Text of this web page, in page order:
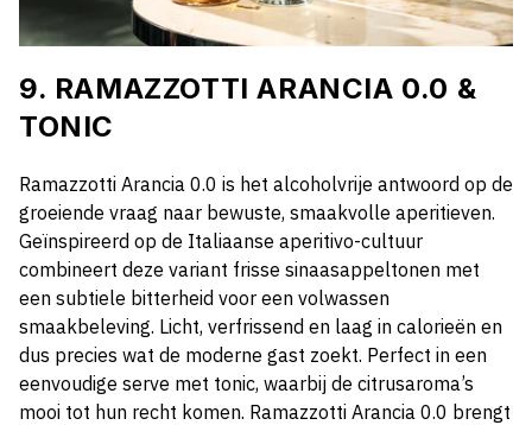
9. RAMAZZOTTI ARANCIA 0.0 &
TONIC
Ramazzotti Arancia 0.0 is het alcoholvrije antwoord op de
groeiende vraag naar bewuste, smaakvolle aperitieven.
Geïnspireerd op de Italiaanse aperitivo-cultuur
combineert deze variant frisse sinaasappeltonen met
een subtiele bitterheid voor een volwassen
smaakbeleving. Licht, verfrissend en laag in calorieën en
dus precies wat de moderne gast zoekt. Perfect in een
eenvoudige serve met tonic, waarbij de citrusaroma’s
mooi tot hun recht komen. Ramazzotti Arancia 0.0 brengt